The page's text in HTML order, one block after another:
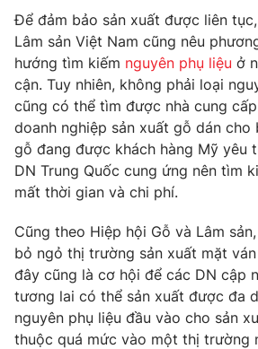
Giải sao mai
Sao
Làm đẹp
Chất lượng cuộc sống
Tuyển sinh
Học trực tuyến
Công nghệ
Hitech Công nghệ tương lai
Sản phẩm
Thị trường
Tư vấn
Giao lưu trực tuyến
Lịch phát sóng
Chuyên mục khác
Emagazine Podcast
Photo
Để đảm bảo sản xuất được liên
Lâm sản Việt Nam cũng nêu
hướng tìm kiếm nguyên phụ liệu ở
cận. Tuy nhiên, không phải loại
cũng có thể tìm được nhà cung
doanh nghiệp sản xuất gỗ dán cho
gỗ đang được khách hàng Mỹ yêu
DN Trung Quốc cung ứng nên tìm
mất thời gian và chi phí.
Cũng theo Hiệp hội Gỗ và Lâm
bỏ ngỏ thị trường sản xuất mặt
đây cũng là cơ hội để các DN cập
tương lai có thể sản xuất được đa
nguyên phụ liệu đầu vào cho sản
thuộc quá mức vào một thị trường